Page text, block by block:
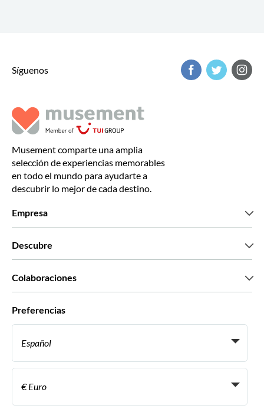
Síguenos
Musement comparte una amplia
selección de experiencias memorables
en todo el mundo para ayudarte a
descubrir lo mejor de cada destino.
Empresa
Descubre
Colaboraciones
Agencias de viajes
Conviértete en proveedor
Become a Distribution Partner
Preferencias
Español
Italiano
Français
Español
€ Euro